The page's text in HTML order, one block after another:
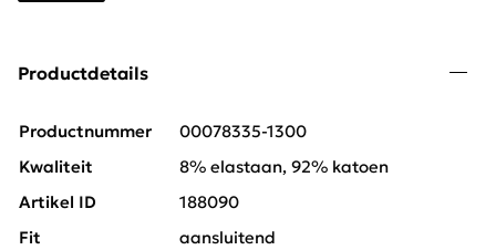
Productdetails
Productnummer
00078335-1300
Kwaliteit
8% elastaan, 92% katoen
Artikel ID
188090
Fit
aansluitend